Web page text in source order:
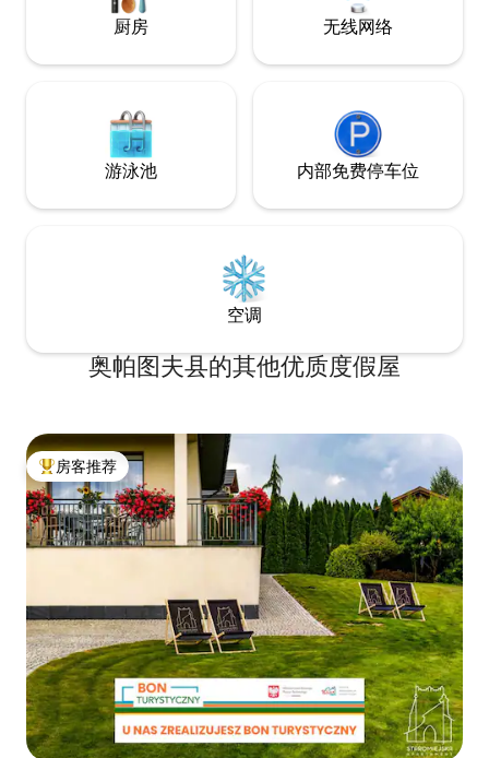
厨房 无线网络
游泳池 内部免费停车位
空调
奥帕图夫县的其他优质度假屋
热门「房客推荐」
房客推荐